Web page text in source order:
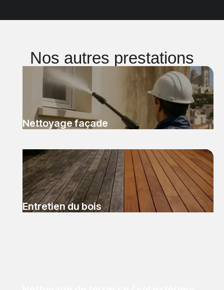
Nos autres prestations
Nettoyage façade
Entretien du bois